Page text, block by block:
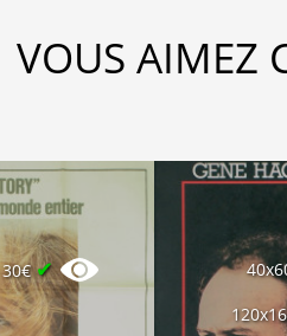
VOUS AIMEZ
30€✔